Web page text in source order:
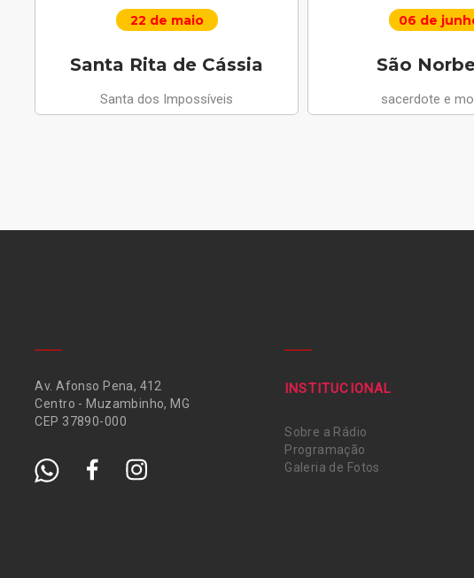
22 de maio
Santa Rita de Cássia
Santa dos Impossíveis
06 de
São
sacerdote e
Av. Afonso Pena, 412
Centro - Muzambinho, MG
CEP 37890-000
INSTITUCIONAL
Sobre a Rádio
Programação
Galeria de Fotos